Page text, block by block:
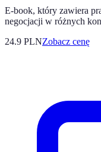
E-book, który zawiera
negocjacji w różnych
24.9 PLNZobacz cenę